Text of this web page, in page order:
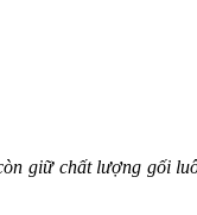
giữ chất lượng gối